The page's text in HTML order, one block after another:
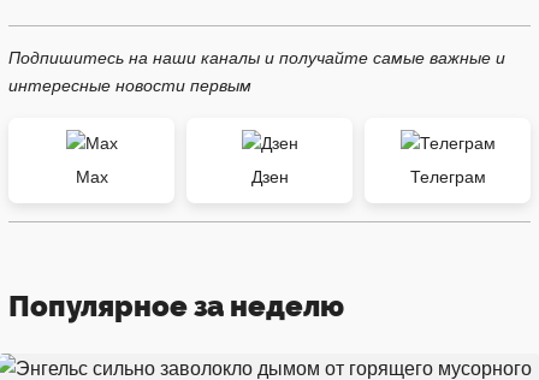
Подпишитесь на наши каналы и получайте самые важные и
интересные новости первым
Max Дзен Телеграм
Популярное за неделю